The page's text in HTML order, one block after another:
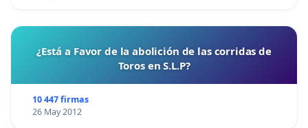
¿Está a Favor de la abolición de las corridas de
Toros en S.L.P?
10 447 firmas
26 May 2012